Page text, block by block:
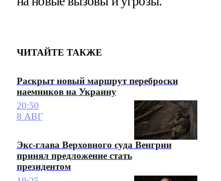
ЧИТАЙТЕ ТАКЖЕ
Раскрыт новый маршрут переброски
наемников на Украину
20:50
8 АВГ
Экс-глава Верховного суда Венгрии
принял предложение стать
президентом